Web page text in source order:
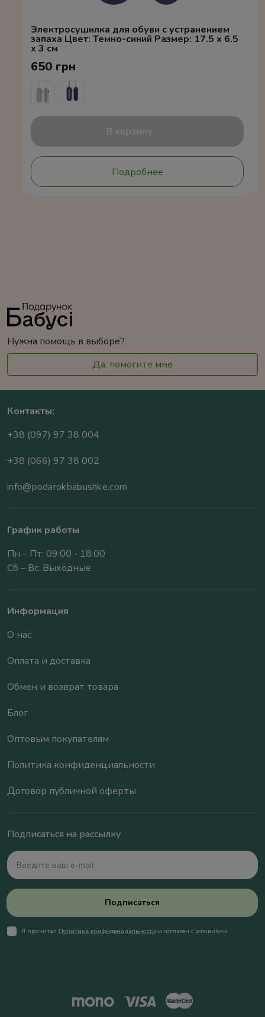
Электросушилка для обуви с устранением
запаха Цвет: Темно-синий Размер: 17.5 x 6.5
x 3 см
650 грн
В корзину
Подробнее
Нужна помощь в выборе?
Да, помогите мне
Контакты:
+38 (097) 97 38 004
+38 (066) 97 38 002
info@podarokbabushke.com
График работы
Пн – Пт: 09:00 - 18:00
Сб – Вс: Выходные
Информация
О нас
Оплата и доставка
Обмен и возврат товара
Блог
Оптовым покупателям
Политика конфиденциальности
Договор публичной оферты
Подписаться на рассылку
Подписаться
Я прочитал Политика конфиденциальности и согласен с условиями